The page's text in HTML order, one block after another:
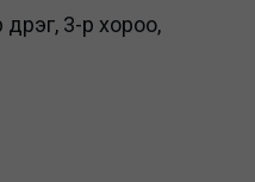
3-р хороо,